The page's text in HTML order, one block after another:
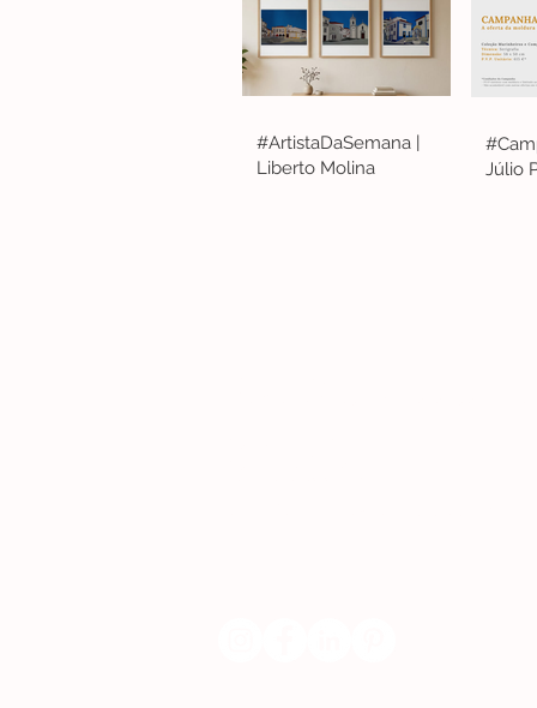
#ArtistaDaSemana |
Liberto Molina
Júlio